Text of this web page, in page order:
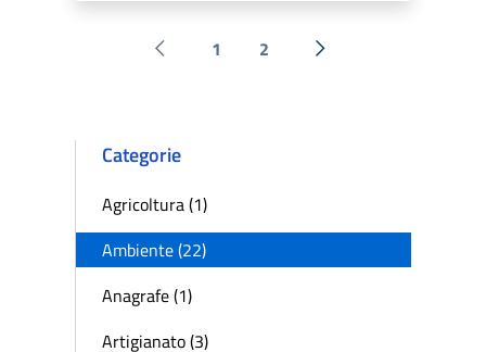
Pagina precedente
1 2 Successiva »
Categorie
Agricoltura (1)
Ambiente (22)
Anagrafe (1)
Artigianato (3)